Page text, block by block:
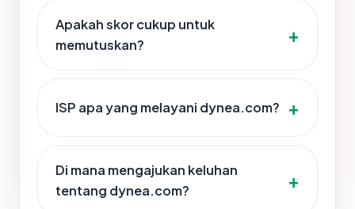
Apakah skor cukup untuk
memutuskan?
ISP apa yang melayani dynea.com?
Di mana mengajukan keluhan
tentang dynea.com?